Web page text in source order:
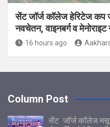
सेंट जॉर्ज कॉलेज हेरिटेज कप
नवचेतन, वाइनबर्ग व
16 hours ago
Column Post
सेंट जाॅर्ज काॅलेज